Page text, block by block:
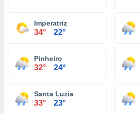
Imperatriz
34° 22°
Pinheiro
32° 24°
Santa Luzia
33° 23°